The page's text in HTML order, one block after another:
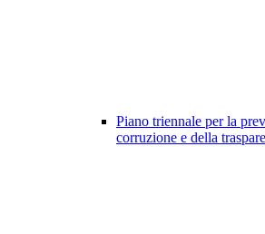
Piano triennale per la
corruzione e della